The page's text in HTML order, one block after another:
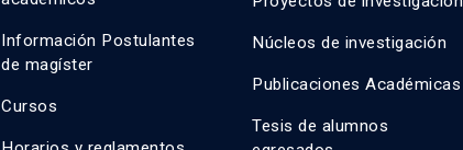
Información Postulantes
de magíster
Cursos
Núcleos de investigación
Publicaciones Académicas
Tesis de alumnos